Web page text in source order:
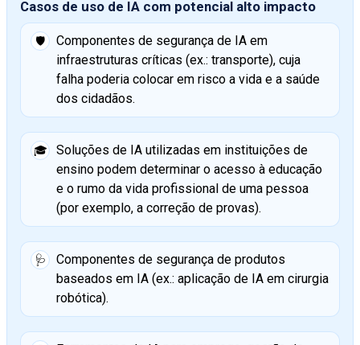
Casos de uso de IA com potencial alto impacto
🛡️
Componentes de segurança de IA em
infraestruturas críticas (ex.: transporte), cuja
falha poderia colocar em risco a vida e a saúde
dos cidadãos.
🎓
Soluções de IA utilizadas em instituições de
ensino podem determinar o acesso à educação
e o rumo da vida profissional de uma pessoa
(por exemplo, a correção de provas).
🩺
Componentes de segurança de produtos
baseados em IA (ex.: aplicação de IA em cirurgia
robótica).